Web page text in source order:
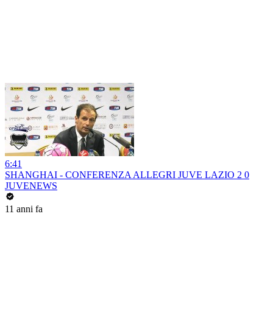
6:41
SHANGHAI - CONFERENZA ALLEGRI JUVE LAZIO 2 0
JUVENEWS
11 anni fa